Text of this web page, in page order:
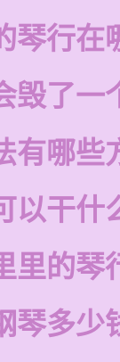
琴行在
毁了一
有哪些
以干什
里的琴
琴多少